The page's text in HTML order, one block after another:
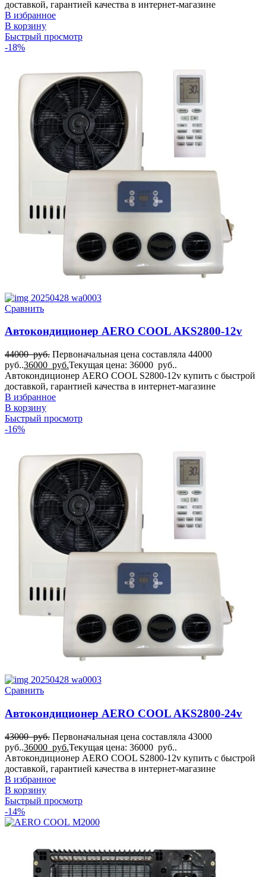
доставкой, гарантией качества в интернет-магазине
В избранное
В корзину
Быстрый просмотр
-18%
Сравнить
Автокондиционер AERO COOL AKS2800-12v
44000руб. Первоначальная цена составляла 44000
руб..36000 руб.Текущая цена: 36000 руб..
Автокондиционер AERO COOL S2800-12v купить с быстрой
доставкой, гарантией качества в интернет-магазине
В избранное
В корзину
Быстрый просмотр
-16%
Сравнить
Автокондиционер AERO COOL AKS2800-24v
43000руб. Первоначальная цена составляла 43000
руб..36000 руб.Текущая цена: 36000 руб..
Автокондиционер AERO COOL S2800-12v купить с быстрой
доставкой, гарантией качества в интернет-магазине
В избранное
В корзину
Быстрый просмотр
-14%